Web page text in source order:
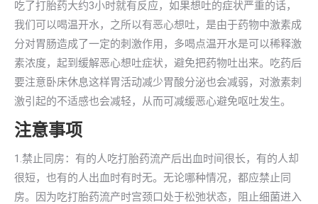
吃了打胎药大约3小时就有反应，如果想吐的症状严重的话，
我们可以喝温开水，之所以有恶心想吐，是由于药物中激素成
分对胃肠造成了一定的刺激作用，多喝点温开水是可以稀释激
素浓度，起到缓解恶心想吐症状，避免把药物吐出来。吃药后
要注意卧床休息这样胃活动减少胃酸分泌也会减弱，对激素刺
激引起的不适感也会减轻，从而可减缓恶心避免呕吐发生。
注意事项
1.禁止同房：有的人吃打胎药流产后出血时间很长，有的人却
很短，也有的人出血时有时无。无论哪种情况，都应禁止同
房。因为吃打胎药流产时宫颈口处于松弛状态，阻止细菌进入